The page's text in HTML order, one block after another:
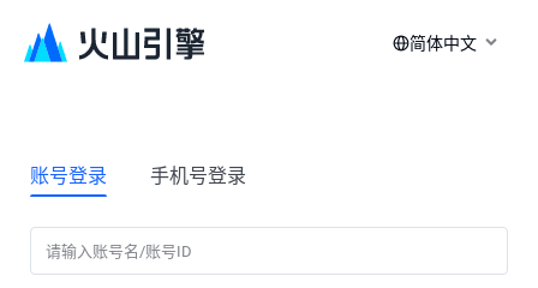
简体中文
账号登录 手机号登录